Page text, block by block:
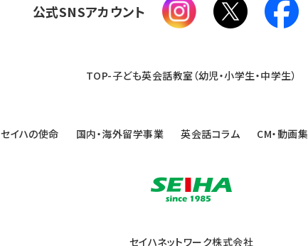
公式SNSアカウント
TOP-子ども英会話教室（幼児・小学生・中学生）
セイハの使命 国内・海外留学事業 英会話コラム CM・動画集
セイハネットワーク株式会社